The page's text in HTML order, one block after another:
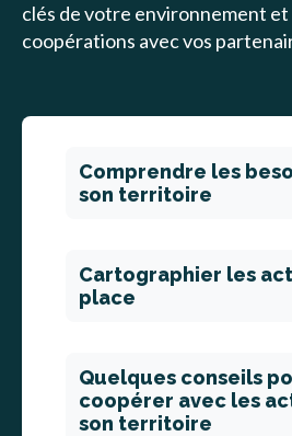
clés de votre environnement
coopérations avec vos
Comprendre les
son territoire
Cartographier les
place
Quelques conseils
coopérer avec les
son territoire